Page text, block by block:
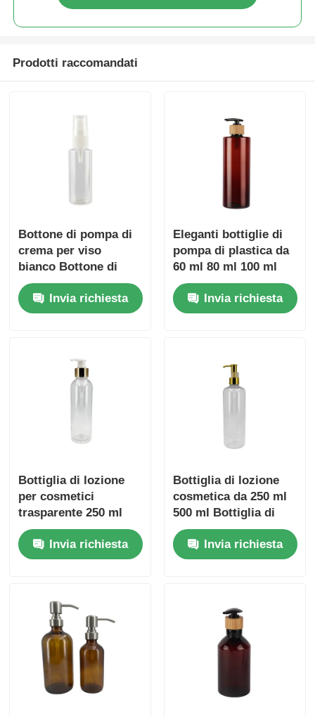
Prodotti raccomandati
Bottone di pompa di
crema per viso
bianco Bottone di
pompa di plastica
Invia richiesta
Eleganti bottiglie di
pompa di plastica da
60 ml 80 ml 100 ml
120 ml 150 ml 180 ml
200 ml 250 ml 300 ml
Bottiglia PET Amber
Invia richiesta
Bottiglia di lozione
per cosmetici
trasparente 250 ml
Contenitori di
imballaggio per
cosmetici da 500 ml
Invia richiesta
Bottiglia di lozione
cosmetica da 250 ml
500 ml Bottiglia di
lozione trasparente
personalizzabile con
teste di pompa dorate
Invia richiesta